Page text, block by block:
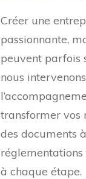
Créer une
passionnante,
peuvent parfois
nous
transformer vos
des documents
réglementations
à chaque étape.